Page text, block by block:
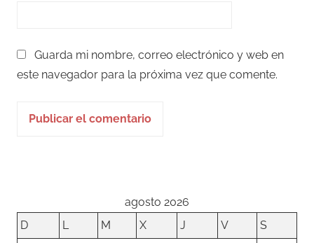
Guarda mi nombre, correo electrónico y web en
este navegador para la próxima vez que comente.
agosto 2026
D
L M X J V
S